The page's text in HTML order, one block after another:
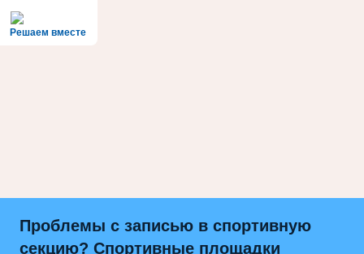
Решаем вместе
Проблемы с записью в спортивную
секцию? Спортивные площадки